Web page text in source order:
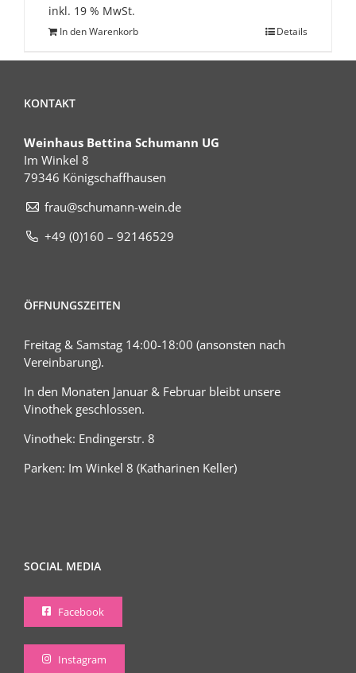
inkl. 19 % MwSt.
In den Warenkorb Details
KONTAKT
Weinhaus Bettina Schumann UG
Im Winkel 8
79346 Königschaffhausen
frau@schumann-wein.de
+49 (0)160 – 92146529
ÖFFNUNGSZEITEN
Freitag & Samstag 14:00-18:00 (ansonsten nach
Vereinbarung).
In den Monaten Januar & Februar bleibt unsere
Vinothek geschlossen.
Vinothek: Endingerstr. 8
Parken: Im Winkel 8 (Katharinen Keller)
SOCIAL MEDIA
Facebook
Instagram